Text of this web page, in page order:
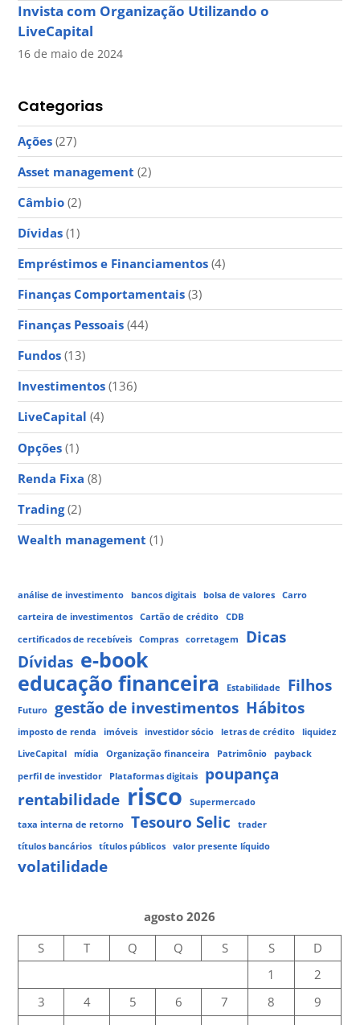
Invista com Organização Utilizando o
LiveCapital
16 de maio de 2024
Categorias
Ações (27)
Asset management (2)
Câmbio (2)
Dívidas (1)
Empréstimos e Financiamentos (4)
Finanças Comportamentais (3)
Finanças Pessoais (44)
Fundos (13)
Investimentos (136)
LiveCapital (4)
Opções (1)
Renda Fixa (8)
Trading(2)
Wealth management (1)
análise de investimento bancos digitais bolsa de valores
Carro
carteira de investimentos
Cartão de crédito
CDB
certificados de recebíveis
Compras corretagem
Dicas
Dívidas e-book
educação financeira
Estabilidade Filhos
Futuro gestão de investimentos Hábitos
imposto de renda imóveis investidor sócio letras de crédito
liquidez
LiveCapital
mídia Organização financeira Patrimônio
payback
perfil de investidor
Plataformas digitais
poupança
rentabilidade risco
Supermercado
taxa interna de retorno
Tesouro Selic
trader
títulos bancários
títulos públicos valor presente líquido
volatilidade
agosto 2026
S
T Q Q S S
D
1
2
3
4 5 6 7 8
9